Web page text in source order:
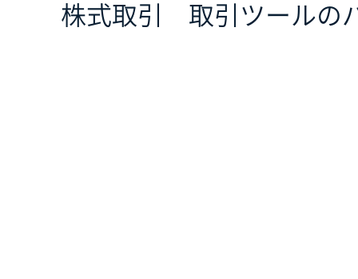
株式取引 取引ツールの